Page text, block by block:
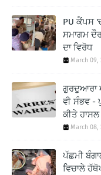
PU ਕੈਂਪਸ
ਸਮਾਗਮ
ਦਾ ਵਿਰੋਧ
March 09,
ਗੁਰਦੁਆਰਾ
ਵੀ ਸੰਭਵ -
ਕੀਤੇ ਹਾਸਲ
March 08,
ਪੱਛਮੀ
ਵਿਚਾਲੇ